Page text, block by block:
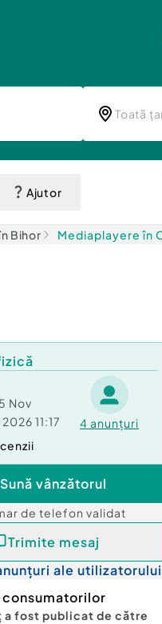
Ajutor
Bihor Mediaplayere în
Nov
11:17 4 anunțuri
Sună vânzătorul
de telefon validat
Trimite mesaj
ale utilizatorului
a fost publicat de către